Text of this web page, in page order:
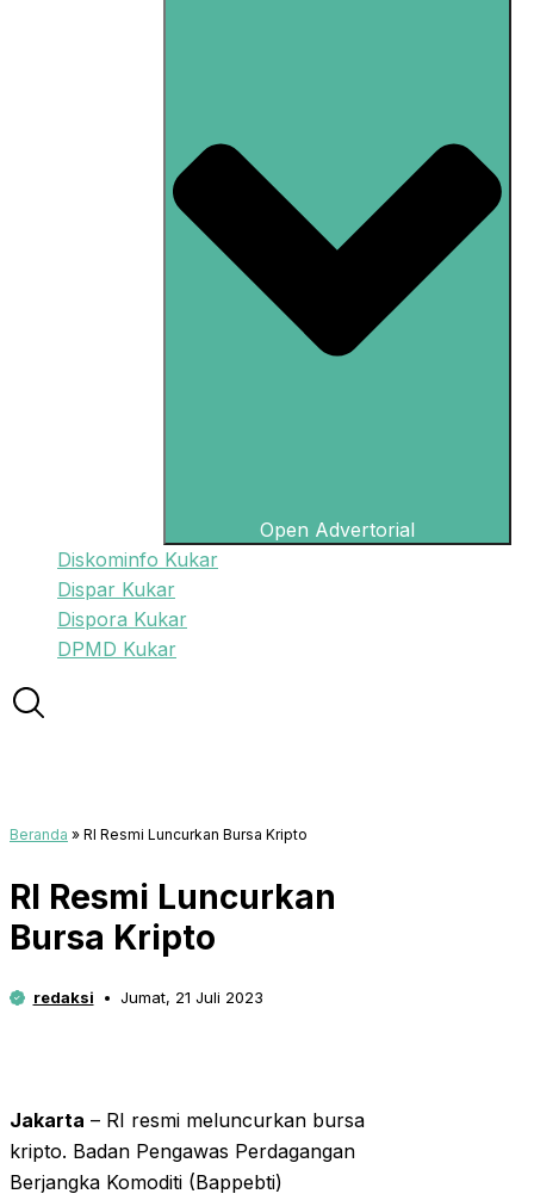
Open Advertorial
Diskominfo Kukar
Dispar Kukar
Dispora Kukar
DPMD Kukar
Beranda » RI Resmi Luncurkan Bursa Kripto
RI Resmi Luncurkan
Bursa Kripto
redaksi Jumat, 21 Juli 2023
Jakarta – RI resmi meluncurkan bursa
kripto. Badan Pengawas Perdagangan
Berjangka Komoditi (Bappebti)